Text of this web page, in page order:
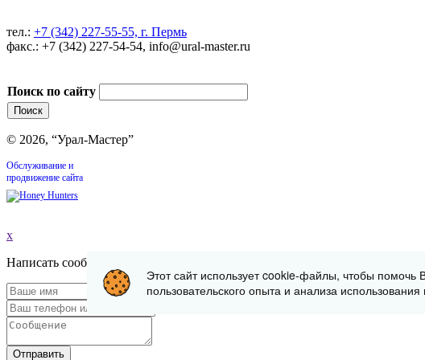
тел.: +7 (342) 227-55-55, г. Пермь
факс.: +7 (342) 227-54-54, info@ural-master.ru
Поиск по сайту
© 2026, “Урал-Мастер”
Обслуживание и
продвижение сайта
x
Написать сообщение
Отправить
Этот сайт использует cookie-файлы, чтобы помочь
пользовательского опыта и анализа